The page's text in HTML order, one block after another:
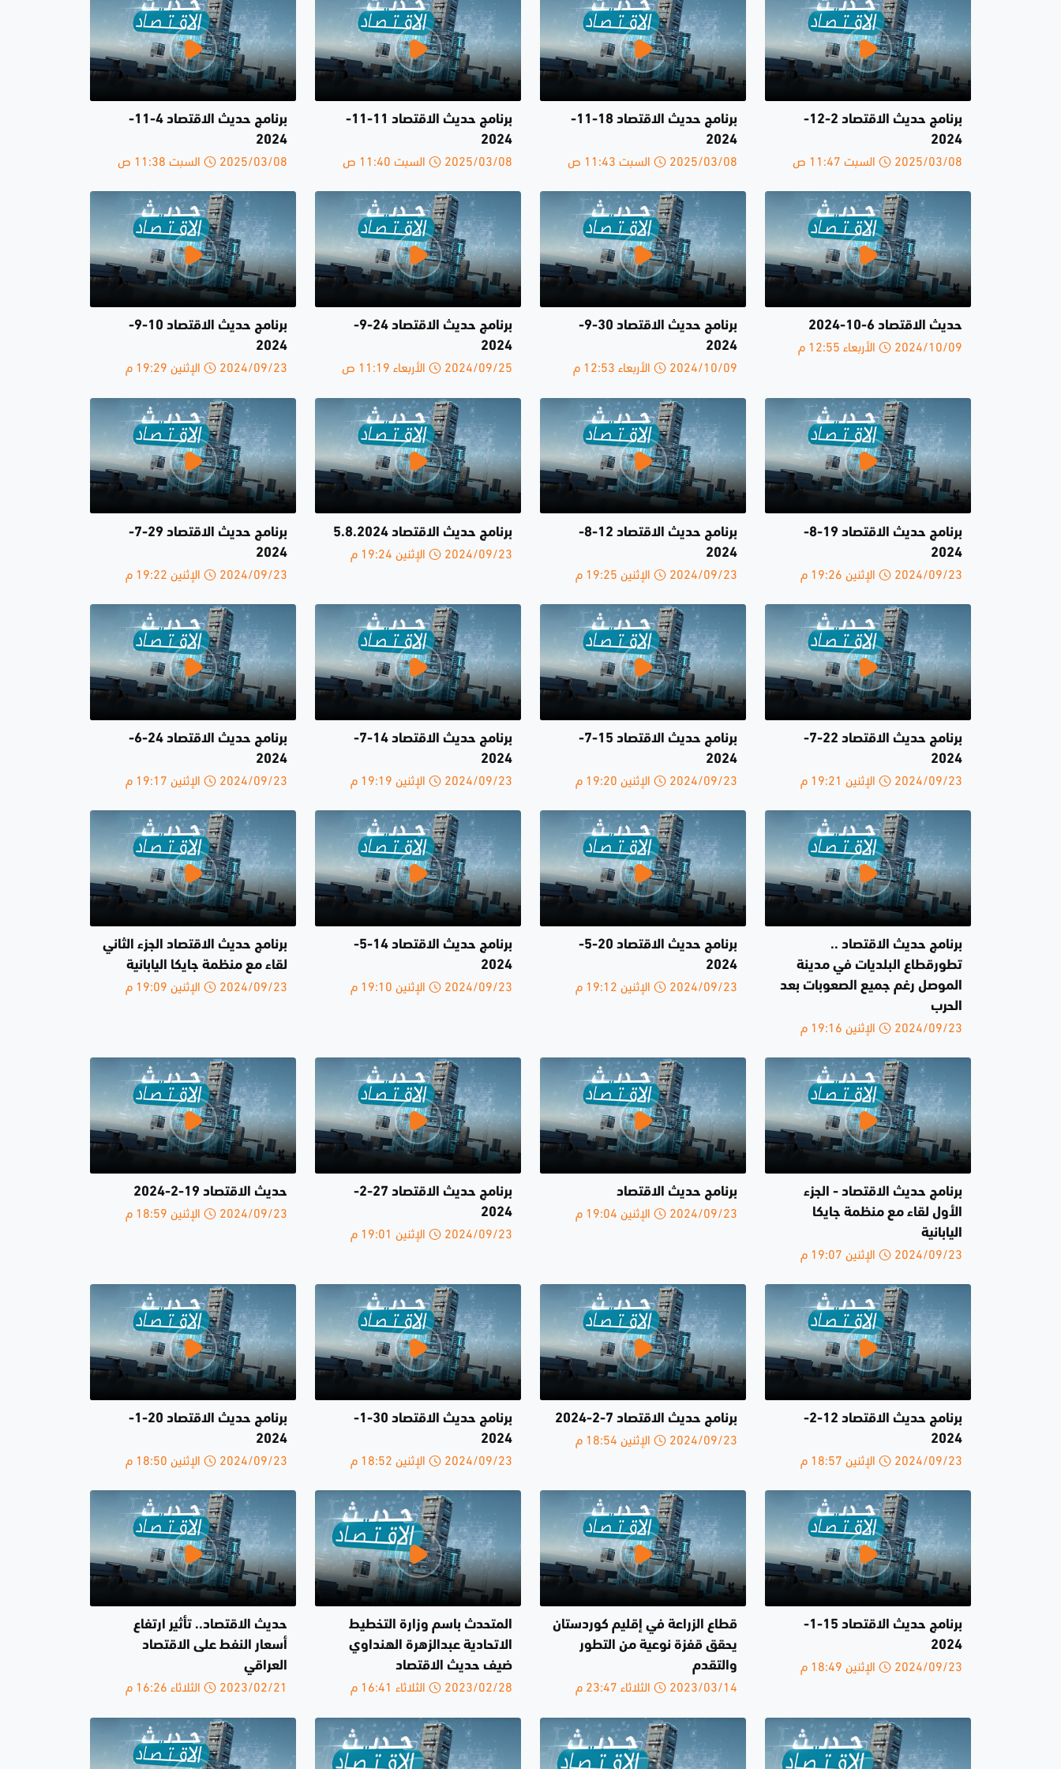
برنامج حديث الاقتصاد 2-12-
2024
2025/03/08 السبت 11:47 ص
برنامج حديث الاقتصاد 18-11-
2024
2025/03/08 السبت 11:43 ص
برنامج حديث الاقتصاد 11-11-
2024
2025/03/08 السبت 11:40 ص
برنامج حديث الاقتصاد 4-11-
2024
2025/03/08 السبت 11:38 ص
حديث الاقتصاد 6-10-2024
2024/10/09 الأربعاء 12:55 م
برنامج حديث الاقتصاد 30-9-
2024
2024/10/09 الأربعاء 12:53 م
برنامج حديث الاقتصاد 24-9-
2024
2024/09/25 الأربعاء 11:19 ص
برنامج حديث الاقتصاد 10-9-
2024
2024/09/23 الإثنين 19:29 م
برنامج حديث الاقتصاد 19-8-
2024
2024/09/23 الإثنين 19:26 م
برنامج حديث الاقتصاد 12-8-
2024
2024/09/23 الإثنين 19:25 م
برنامج حديث الاقتصاد 5.8.2024
2024/09/23 الإثنين 19:24 م
برنامج حديث الاقتصاد 29-7-
2024
2024/09/23 الإثنين 19:22 م
برنامج حديث الاقتصاد 22-7-
2024
2024/09/23 الإثنين 19:21 م
برنامج حديث الاقتصاد 15-7-
2024
2024/09/23 الإثنين 19:20 م
برنامج حديث الاقتصاد 14-7-
2024
2024/09/23 الإثنين 19:19 م
برنامج حديث الاقتصاد 24-6-
2024
2024/09/23 الإثنين 19:17 م
برنامج حديث الاقتصاد ..
تطورقطاع البلديات في مدينة
الموصل رغم جميع الصعوبات بعد
الحرب
2024/09/23 الإثنين 19:16 م
برنامج حديث الاقتصاد 20-5-
2024
2024/09/23 الإثنين 19:12 م
برنامج حديث الاقتصاد 14-5-
2024
2024/09/23 الإثنين 19:10 م
برنامج حديث الاقتصاد الجزء الثاني
لقاء مع منظمة جايكا اليابانية
2024/09/23 الإثنين 19:09 م
برنامج حديث الاقتصاد - الجزء
الأول لقاء مع منظمة جايكا
اليابانية
2024/09/23 الإثنين 19:07 م
برنامج حديث الاقتصاد
2024/09/23 الإثنين 19:04 م
برنامج حديث الاقتصاد 27-2-
2024
2024/09/23 الإثنين 19:01 م
حديث الاقتصاد 19-2-2024
2024/09/23 الإثنين 18:59 م
برنامج حديث الاقتصاد 12-2-
2024
2024/09/23 الإثنين 18:57 م
برنامج حديث الاقتصاد 7-2-2024
2024/09/23 الإثنين 18:54 م
برنامج حديث الاقتصاد 30-1-
2024
2024/09/23 الإثنين 18:52 م
برنامج حديث الاقتصاد 20-1-
2024
2024/09/23 الإثنين 18:50 م
برنامج حديث الاقتصاد 15-1-
2024
2024/09/23 الإثنين 18:49 م
قطاع الزراعة في إقليم كوردستان
يحقق قفزة نوعية من التطور
والتقدم
2023/03/14 الثلاثاء 23:47 م
المتحدث باسم وزارة التخطيط
الاتحادية عبدالزهرة الهنداوي
ضيف حديث الاقتصاد
2023/02/28 الثلاثاء 16:41 م
حديث الاقتصاد.. تأثير ارتفاع
أسعار النفط على الاقتصاد
العراقي
2023/02/21 الثلاثاء 16:26 م